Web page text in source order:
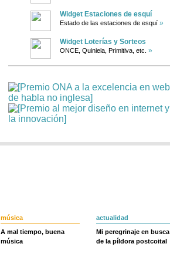
Widget Estaciones de esquí
Estado de las estaciones de esquí »
Widget Loterías y Sorteos
ONCE, Quiniela, Primitiva, etc. »
música
A mal tiempo, buena
música
actualidad
Mi peregrinaje en busca
de la píldora postcoital